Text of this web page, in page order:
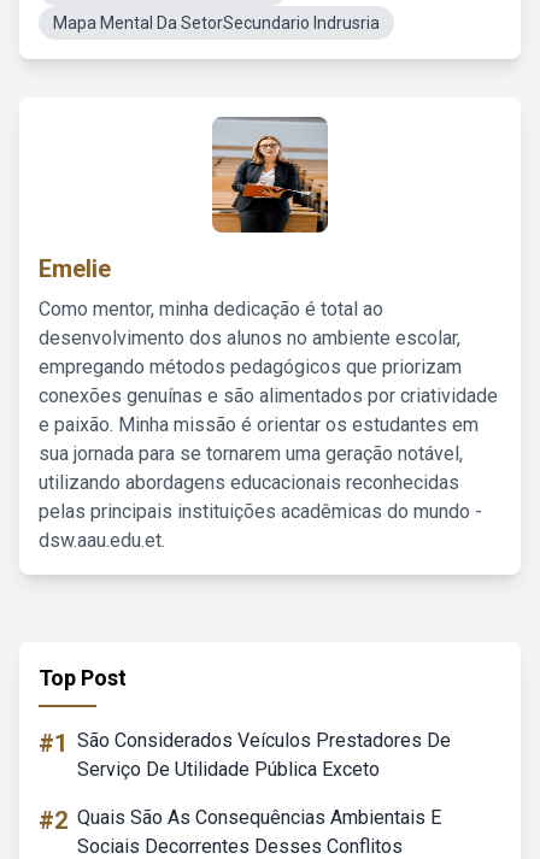
Mapa Mental Da SetorSecundario Indrusria
Emelie
Como mentor, minha dedicação é total ao
desenvolvimento dos alunos no ambiente escolar,
empregando métodos pedagógicos que priorizam
conexões genuínas e são alimentados por criatividade
e paixão. Minha missão é orientar os estudantes em
sua jornada para se tornarem uma geração notável,
utilizando abordagens educacionais reconhecidas
pelas principais instituições acadêmicas do mundo -
dsw.aau.edu.et.
Top Post
#1 São Considerados Veículos Prestadores De
Serviço De Utilidade Pública Exceto
#2 Quais São As Consequências Ambientais E
Sociais Decorrentes Desses Conflitos